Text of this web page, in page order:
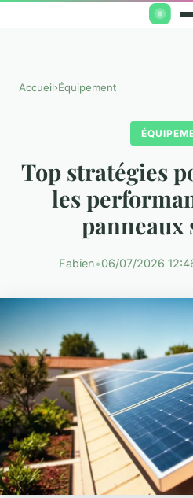
Accueil›Équipement
Top stratégies
les
panneaux
Fabien•06/07/2026